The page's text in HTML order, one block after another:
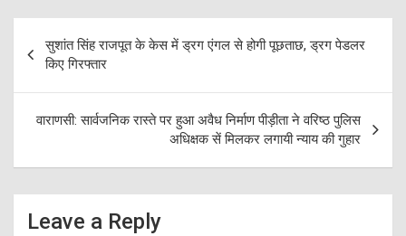
navigation
सुशांत सिंह राजपूत के केस में ड्रग एंगल से होगी पूछताछ, ड्रग पेडलर
किए गिरफ्तार
वाराणसी: सार्वजनिक रास्ते पर हुआ अवैध निर्माण पीड़ीता ने वरिष्ठ पुलिस
अधिक्षक सें मिलकर लगायी न्याय की गुहार
Leave a Reply